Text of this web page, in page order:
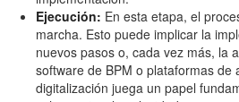
Ejecución: En esta etapa, el
marcha. Esto puede implicar la
nuevos pasos o, cada vez más, la
software de BPM o plataformas de
digitalización juega un papel